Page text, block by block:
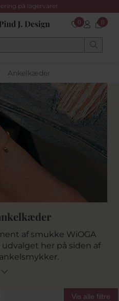
på lagervarer
0 0
Ankelkæder
af smukke WiOGA
her på siden af
Vis alle filtre